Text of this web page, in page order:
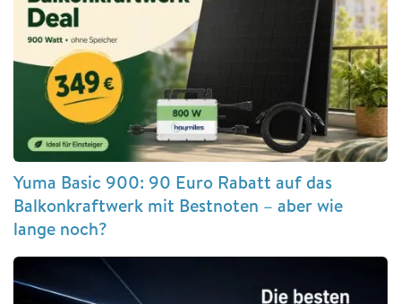
Yuma Basic 900: 90 Euro Rabatt auf das
Balkonkraftwerk mit Bestnoten – aber wie
lange noch?